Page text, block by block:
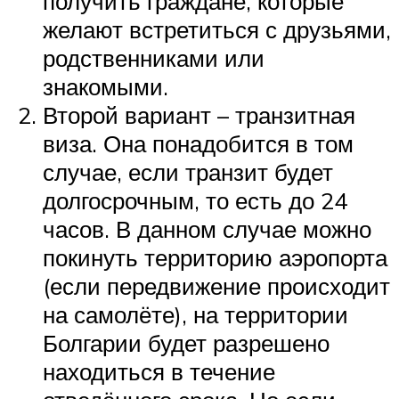
желают встретиться с друзьями,
родственниками или
знакомыми.
Второй вариант – транзитная
виза. Она понадобится в том
случае, если транзит будет
долгосрочным, то есть до 24
часов. В данном случае можно
покинуть территорию аэропорта
(если передвижение происходит
на самолёте), на территории
Болгарии будет разрешено
находиться в течение